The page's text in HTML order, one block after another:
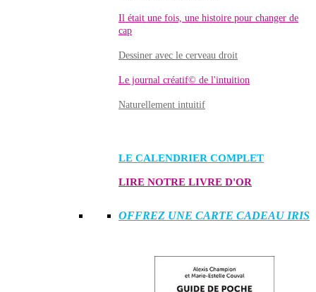
Il était une fois, une histoire pour changer de
cap
Dessiner avec le cerveau droit
Le journal créatif© de l'intuition
Naturellement intuitif
LE CALENDRIER COMPLET
LIRE NOTRE LIVRE D'OR
OFFREZ UNE CARTE CADEAU IRIS